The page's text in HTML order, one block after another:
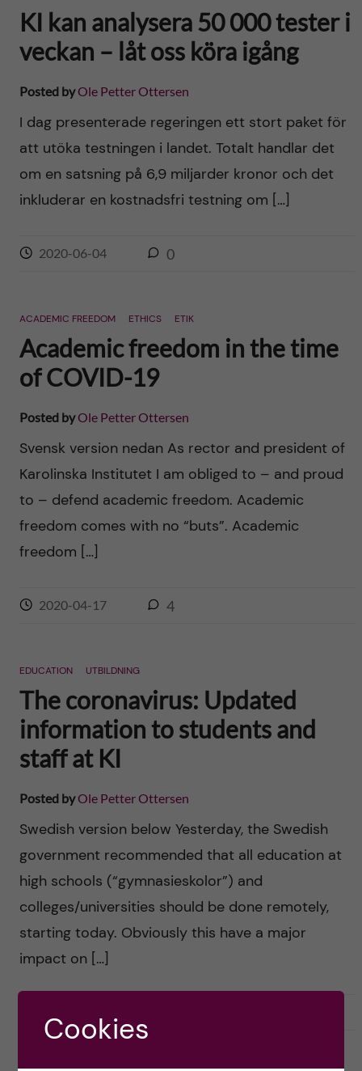
KI kan analysera 50 000 tester i
veckan – låt oss köra igång
Posted byOle Petter Ottersen
I dag presenterade regeringen ett stort paket för
att utöka testningen i landet. Totalt handlar det
om en satsning på 6,9 miljarder kronor och det
inkluderar en kostnadsfri testning om […]
2020-06-04 0
ACADEMIC FREEDOM ETHICS ETIK
Academic freedom in the time
of COVID-19
Posted byOle Petter Ottersen
Svensk version nedan As rector and president of
Karolinska Institutet I am obliged to – and proud
to – defend academic freedom. Academic
freedom comes with no “buts”. Academic
freedom […]
2020-04-17 4
EDUCATION UTBILDNING
The coronavirus: Updated
information to students and
staff at KI
Posted byOle Petter Ottersen
Swedish version below Yesterday, the Swedish
government recommended that all education at
high schools (“gymnasieskolor”) and
colleges/universities should be done remotely,
starting today. Obviously this have a major
impact on […]
Cookies